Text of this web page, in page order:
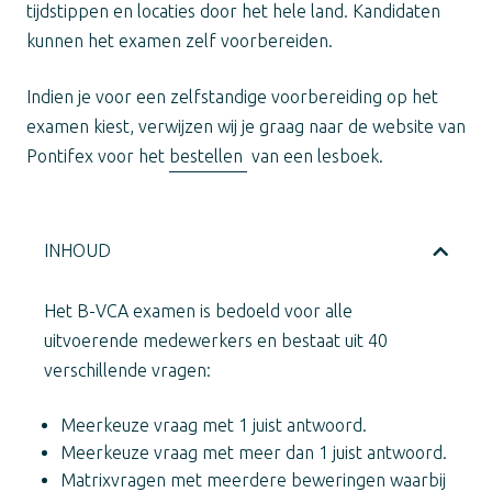
tijdstippen en locaties door het hele land. Kandidaten
kunnen het examen zelf voorbereiden.
Indien je voor een zelfstandige voorbereiding op het
examen kiest, verwijzen wij je graag naar de website van
Pontifex voor het bestellen van een lesboek.
INHOUD
Het B-VCA examen is bedoeld voor alle
uitvoerende medewerkers en bestaat uit 40
verschillende vragen:
Meerkeuze vraag met 1 juist antwoord.
Meerkeuze vraag met meer dan 1 juist antwoord.
Matrixvragen met meerdere beweringen waarbij